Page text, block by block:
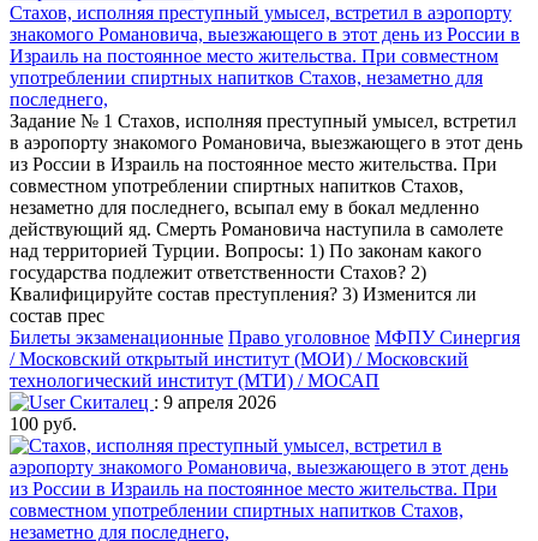
Стахов, исполняя преступный умысел, встретил в аэропорту
знакомого Романовича, выезжающего в этот день из России в
Израиль на постоянное место жительства. При совместном
употреблении спиртных напитков Стахов, незаметно для
последнего,
Задание № 1 Стахов, исполняя преступный умысел, встретил
в аэропорту знакомого Романовича, выезжающего в этот день
из России в Израиль на постоянное место жительства. При
совместном употреблении спиртных напитков Стахов,
незаметно для последнего, всыпал ему в бокал медленно
действующий яд. Смерть Романовича наступила в самолете
над территорией Турции. Вопросы: 1) По законам какого
государства подлежит ответственности Стахов? 2)
Квалифицируйте состав преступления? 3) Изменится ли
состав прес
Билеты экзаменационные Право уголовное МФПУ Синергия
/ Московский открытый институт (МОИ) / Московский
технологический институт (МТИ) / МОСАП
Скиталец : 9 апреля 2026
100 руб.